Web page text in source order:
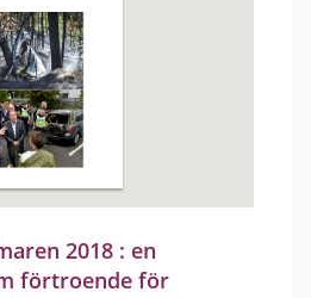
2018 : en
förtroende för